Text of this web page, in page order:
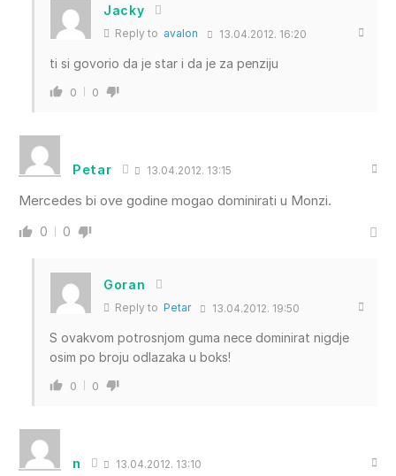
Jacky
Reply to avalon 13.04.2012. 16:20
ti si govorio da je star i da je za penziju
0 0
Petar 13.04.2012. 13:15
Mercedes bi ove godine mogao dominirati u Monzi.
0 0
Goran
Reply to Petar 13.04.2012. 19:50
S ovakvom potrosnjom guma nece dominirat nigdje
osim po broju odlazaka u boks!
0 0
n 13.04.2012. 13:10